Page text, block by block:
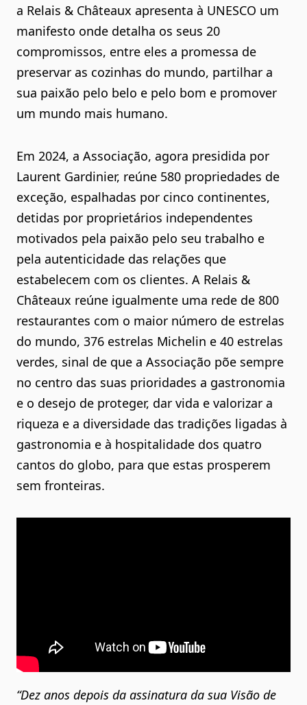
a Relais & Châteaux apresenta à UNESCO um
manifesto onde detalha os seus 20
compromissos, entre eles a promessa de
preservar as cozinhas do mundo, partilhar a
sua paixão pelo belo e pelo bom e promover
um mundo mais humano.
Em 2024, a Associação, agora presidida por
Laurent Gardinier, reúne 580 propriedades de
exceção, espalhadas por cinco continentes,
detidas por proprietários independentes
motivados pela paixão pelo seu trabalho e
pela autenticidade das relações que
estabelecem com os clientes. A Relais &
Châteaux reúne igualmente uma rede de 800
restaurantes com o maior número de estrelas
do mundo, 376 estrelas Michelin e 40 estrelas
verdes, sinal de que a Associação põe sempre
no centro das suas prioridades a gastronomia
e o desejo de proteger, dar vida e valorizar a
riqueza e a diversidade das tradições ligadas à
gastronomia e à hospitalidade dos quatro
cantos do globo, para que estas prosperem
sem fronteiras.
“Dez anos depois da assinatura da sua Visão de